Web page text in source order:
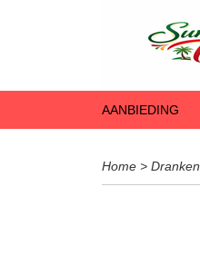
AANBIEDING
Home > Dranken